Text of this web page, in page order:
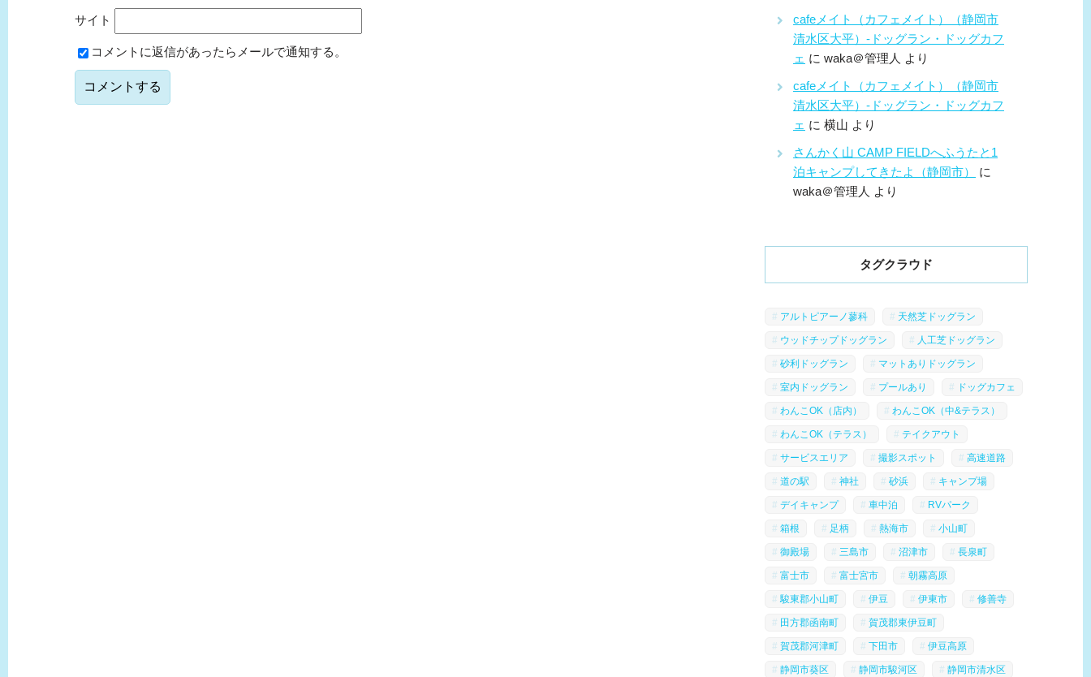
サイト
コメントに返信があったらメールで通知する。
cafeメイト（カフェメイト）（静岡市
清水区大平）-ドッグラン・ドッグカフ
ェ に waka＠管理人 より
cafeメイト（カフェメイト）（静岡市
清水区大平）-ドッグラン・ドッグカフ
ェ に 横山 より
さんかく山 CAMP FIELDへふうたと1
泊キャンプしてきたよ（静岡市）
に
waka＠管理人 より
タグクラウド
アルトピアーノ蓼科 天然芝ドッグラン
ウッドチップドッグラン 人工芝ドッグラン
砂利ドッグラン マットありドッグラン
室内ドッグラン プールあり ドッグカフェ
わんこOK（店内） わんこOK（中&テラス）
わんこOK（テラス） テイクアウト
サービスエリア 撮影スポット 高速道路
道の駅 神社 砂浜 キャンプ場
デイキャンプ 車中泊 RVパーク
箱根 足柄 熱海市 小山町
御殿場 三島市 沼津市 長泉町
富士市 富士宮市 朝霧高原
駿東郡小山町 伊豆 伊東市 修善寺
田方郡函南町 賀茂郡東伊豆町
賀茂郡河津町 下田市 伊豆高原
静岡市葵区 静岡市駿河区 静岡市清水区